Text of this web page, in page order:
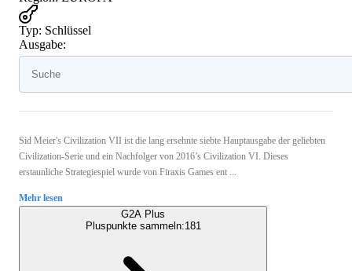
Typ: Schlüssel
Ausgabe:
Sid Meier's Civilization VII ist die lang ersehnte siebte Hauptausgabe der geliebten
Civilization-Serie und ein Nachfolger von 2016’s Civilization VI. Dieses
erstaunliche Strategiespiel wurde von Firaxis Games ent ...
Mehr lesen
G2A Plus
Pluspunkte sammeln:181